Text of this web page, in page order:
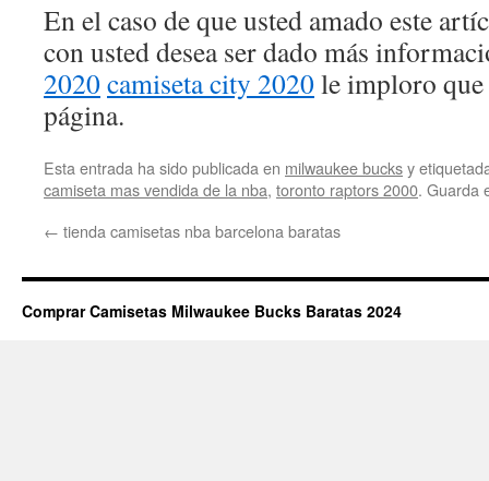
En el caso de que usted amado este
con usted desea ser dado más
2020camiseta city 2020le imploro que
página.
Esta entrada ha sido publicada en milwaukee bucksy
camiseta mas vendida de la nba, toronto raptors 2000. Guarda
← tienda camisetas nba barcelona baratas
Comprar Camisetas Milwaukee Bucks Baratas 2024